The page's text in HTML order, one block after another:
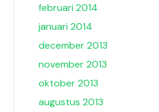
februari 2014
januari 2014
december 2013
november 2013
oktober 2013
augustus 2013